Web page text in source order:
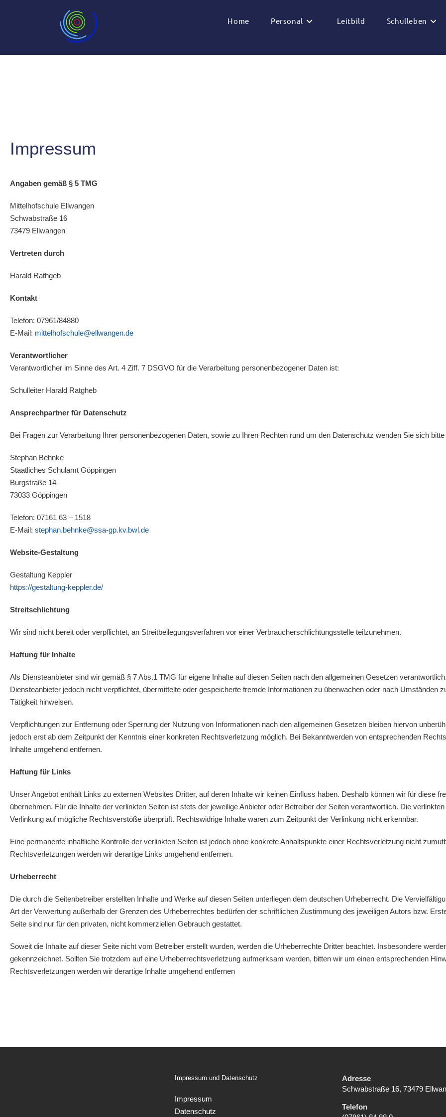
Home Personal Leitbild Schulleben
Impressum
Angaben gemäß § 5 TMG
Mittelhofschule Ellwangen
Schwabstraße 16
73479 Ellwangen
Vertreten durch
Harald Rathgeb
Kontakt
Telefon: 07961/84880
E-Mail: mittelhofschule@ellwangen.de
Verantwortlicher
Verantwortlicher im Sinne des Art. 4 Ziff. 7 DSGVO für die Verarbeitung personenbezogener Daten ist:
Schulleiter Harald Ratgheb
Ansprechpartner für Datenschutz
Bei Fragen zur Verarbeitung Ihrer personenbezogenen Daten, sowie zu Ihren Rechten rund um den Datenschutz wenden Sie sich bitte
Stephan Behnke
Staatliches Schulamt Göppingen
Burgstraße 14
73033 Göppingen
Telefon: 07161 63 – 1518
E-Mail: stephan.behnke@ssa-gp.kv.bwl.de
Website-Gestaltung
Gestaltung Keppler
https://gestaltung-keppler.de/
Streitschlichtung
Wir sind nicht bereit oder verpflichtet, an Streitbeilegungsverfahren vor einer Verbraucherschlichtungsstelle teilzunehmen.
Haftung für Inhalte
Als Diensteanbieter sind wir gemäß § 7 Abs.1 TMG für eigene Inhalte auf diesen Seiten nach den allgemeinen Gesetzen
Diensteanbieter jedoch nicht verpflichtet, übermittelte oder gespeicherte fremde Informationen zu überwachen oder nach Umständen
Tätigkeit hinweisen.
Verpflichtungen zur Entfernung oder Sperrung der Nutzung von Informationen nach den allgemeinen Gesetzen bleiben hiervon
jedoch erst ab dem Zeitpunkt der Kenntnis einer konkreten Rechtsverletzung möglich. Bei Bekanntwerden von entsprechenden
Inhalte umgehend entfernen.
Haftung für Links
Unser Angebot enthält Links zu externen Websites Dritter, auf deren Inhalte wir keinen Einfluss haben. Deshalb können wir für diese
übernehmen. Für die Inhalte der verlinkten Seiten ist stets der jeweilige Anbieter oder Betreiber der Seiten verantwortlich. Die
Verlinkung auf mögliche Rechtsverstöße überprüft. Rechtswidrige Inhalte waren zum Zeitpunkt der Verlinkung nicht erkennbar.
Eine permanente inhaltliche Kontrolle der verlinkten Seiten ist jedoch ohne konkrete Anhaltspunkte einer Rechtsverletzung nicht
Rechtsverletzungen werden wir derartige Links umgehend entfernen.
Urheberrecht
Die durch die Seitenbetreiber erstellten Inhalte und Werke auf diesen Seiten unterliegen dem deutschen Urheberrecht. Die
Art der Verwertung außerhalb der Grenzen des Urheberrechtes bedürfen der schriftlichen Zustimmung des jeweiligen Autors bzw.
Seite sind nur für den privaten, nicht kommerziellen Gebrauch gestattet.
Soweit die Inhalte auf dieser Seite nicht vom Betreiber erstellt wurden, werden die Urheberrechte Dritter beachtet. Insbesondere
gekennzeichnet. Sollten Sie trotzdem auf eine Urheberrechtsverletzung aufmerksam werden, bitten wir um einen entsprechenden
Rechtsverletzungen werden wir derartige Inhalte umgehend entfernen
Impressum und Datenschutz
Impressum
Datenschutz
Adresse
Schwabstraße 16, 73479
Telefon